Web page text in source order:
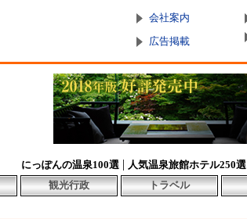
会社案内
広告掲載
にっぽんの温泉100選 | 人気温泉旅館ホテル250選
観光行政 トラベル